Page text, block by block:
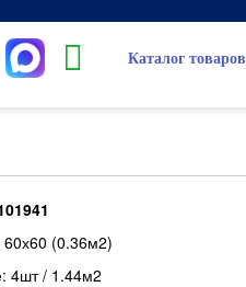
Каталог товаров
(0.36м2)
4шт / 1.44м2